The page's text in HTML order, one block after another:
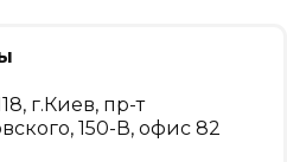
г.Киев, пр-т
150-В, офис 82